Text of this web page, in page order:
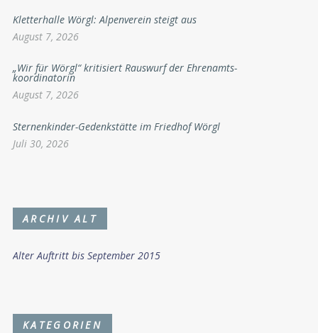
Kletterhalle Wörgl: Alpenverein steigt aus
August 7, 2026
„Wir für Wörgl“ kritisiert Rauswurf der Ehrenamts-
koordinatorin
August 7, 2026
Sternenkinder-Gedenkstätte im Friedhof Wörgl
Juli 30, 2026
ARCHIV ALT
Alter Auftritt bis September 2015
KATEGORIEN